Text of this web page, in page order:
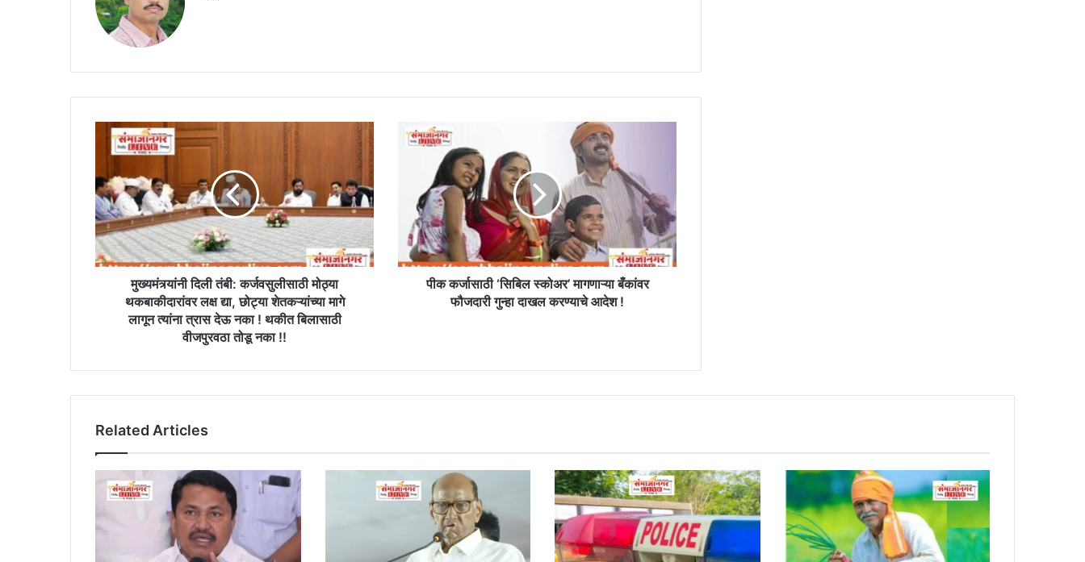
मुख्यमंत्र्यांनी
कर्जवसुलीसाठी
मोठ्या
थकबाकीदारांवर
लक्ष
द्या,
छोट्या
शेतकऱ्यांच्या
!
बिलासाठी
वीजपुरवठा
तोडू
नका
मुख्यमंत्र्यांनी दिली तंबी: कर्जवसुलीसाठी मोठ्या
थकबाकीदारांवर लक्ष द्या, छोट्या शेतकऱ्यांच्या मागे
लागून त्यांना त्रास देऊ नका ! थकीत बिलासाठी
वीजपुरवठा तोडू नका !!
पीक
कर्जासाठी
मागणाऱ्या
बँकांवर
फौजदारी
गुन्हा
दाखल
करण्याचेपीक कर्जासाठी ‘सिबिल स्कोअर’ मागणाऱ्या बँकांवर
फौजदारी गुन्हा दाखल करण्याचे आदेश !
Related Articles